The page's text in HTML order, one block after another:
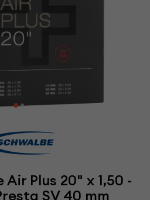
Plus 20" x 1,50 -
SV 40 mm